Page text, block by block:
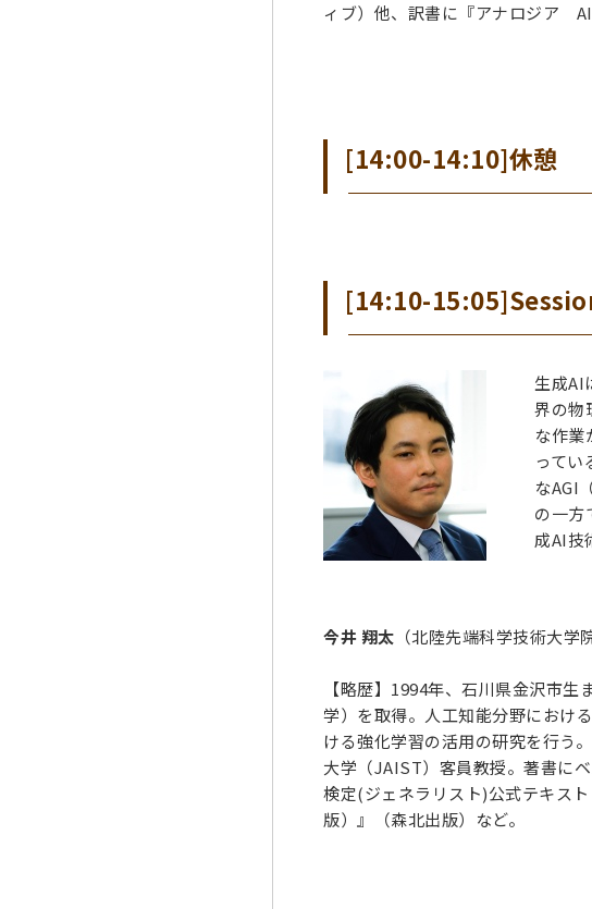
ィブ）他、訳書に『アナロジア
[14:00-14:10]休憩
[14:10-
生成AI
界の物
な作業
って
なAGI
の一方
成AI技
今井 翔太 （北陸先端科学技術大
【略歴】1994年、石川県金沢市
学）を取得。人工知能分野におけ
ける強化学習の活用の研究を行う
大学（JAIST）客員教授。著書に
検定(ジェネラリスト)公式テキス
版）』（森北出版）など。